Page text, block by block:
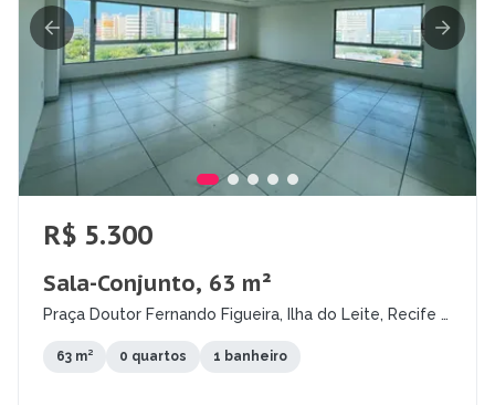
R$ 5.300
Sala-Conjunto, 63 m²
Praça Doutor Fernando Figueira, Ilha do Leite, Recife -
63 m² 0 quartos 1 banheiro